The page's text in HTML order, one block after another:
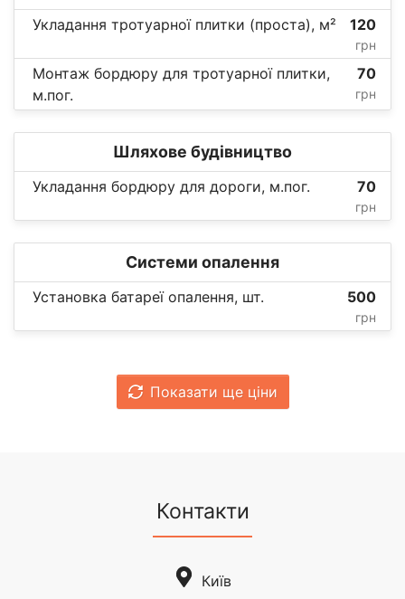
Укладання тротуарної плитки (проста), м² 120
грн
Монтаж бордюру для тротуарної плитки,
м.пог.
70
грн
Шляхове будівництво
Укладання бордюру для дороги, м.пог. 70
грн
Системи опалення
Установка батареї опалення, шт. 500
грн
Показати ще ціни
Контакти
Київ